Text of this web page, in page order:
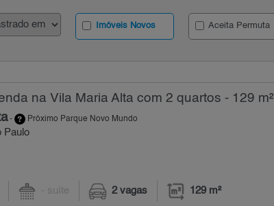
Imóveis Novos Aceita Permuta
na Vila Maria Alta com 2 quartos - 129 m²
- Próximo Parque Novo Mundo
Paulo
- suíte 2 vagas 129 m²